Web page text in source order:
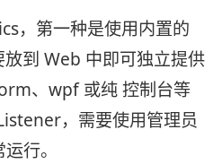
，第一种是使用内置的
到 Web 中即可独立提供
、wpf 或纯 控制台等
，需要使用管理员
行。